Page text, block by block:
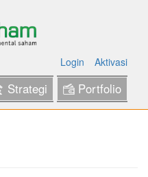
Login Aktivasi
Strategi Portfolio